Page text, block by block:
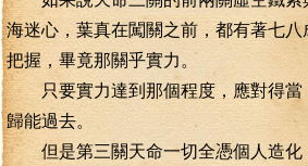
海迷心，葉真在闖關之前，都有著七八
把握，畢竟那關乎實力。
只要實力達到那個程度，應對得當
歸能過去。
但是第三關天命一切全憑個人造化